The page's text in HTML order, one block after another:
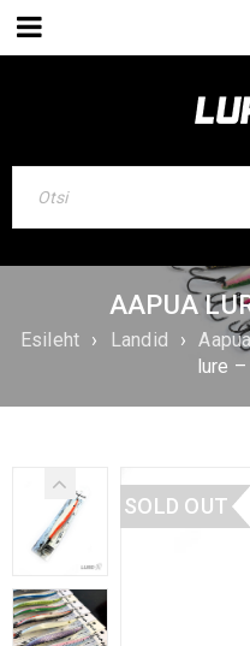
AAPUA
Esileht › Landid ›
lure
SOLD OUT